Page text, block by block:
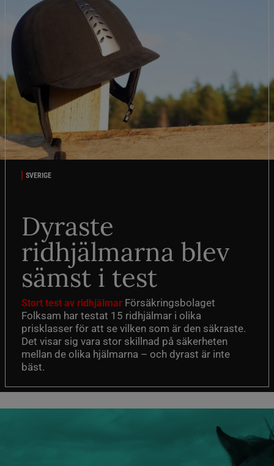
SVERIGE
Dyraste
ridhjälmarna blev
sämst i test
Stort test av ridhjälmar Försäkringsbolaget
Folksam har testat 15 ridhjälmar i olika
prisklasser för att se vilken som är den säkraste.
Det visar sig vara stor skillnad på säkerheten
mellan de olika hjälmarna – och dyrast är inte
bäst.